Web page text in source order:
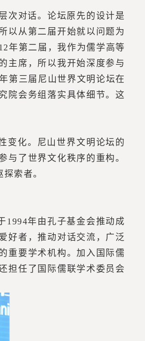
次对话。论坛原先的设计是
以从第二届开始就以问题为
年第二届，我作为儒学高等
主席，所以我开始深度参与
第三届尼山世界文明论坛在
院会务组落实具体细节。这
变化。尼山世界文明论坛的
与了世界文化秩序的重构。
索者。
1994年由孔子基金会推动成
好者，推动对话交流，广泛
重要学术机构。加入国际儒
担任了国际儒联学术委员会